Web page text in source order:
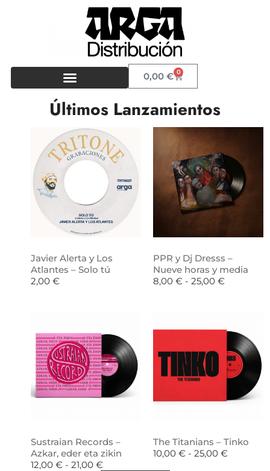
0,00€ 0
Últimos Lanzamientos
Javier Alerta y Los
Atlantes – Solo tú
2,00 €
PPR y Dj Dresss –
Nueve horas y media
8,00 € - 25,00 €
Sustraian Records –
Azkar, eder eta zikin
12,00 € - 21,00 €
The Titanians – Tinko
10,00 € - 25,00 €